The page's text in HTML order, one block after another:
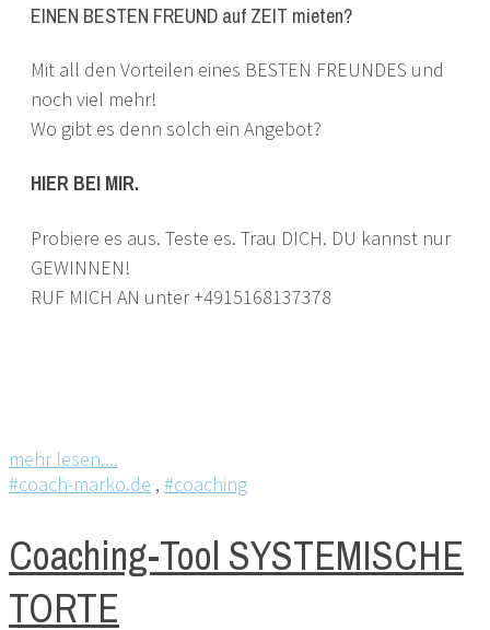
EINEN BESTEN FREUND auf ZEIT mieten?
Mit all den Vorteilen eines BESTEN FREUNDES und
noch viel mehr!
Wo gibt es denn solch ein Angebot?
HIER BEI MIR.
Probiere es aus. Teste es. Trau DICH. DU kannst nur
GEWINNEN!
RUF MICH AN unter +4915168137378
mehr lesen....
#coach-marko.de , #coaching
Coaching-Tool SYSTEMISCHE
TORTE